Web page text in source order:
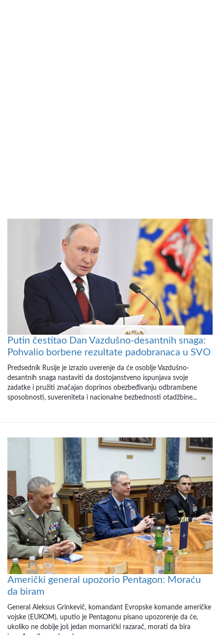
Putin čestitao Dan Vazdušno-desantnih snaga:
Pohvalio borbene rezultate padobranaca u SVO
Predsednik Rusije je izrazio uverenje da će osoblje Vazdušno-
desantnih snaga nastaviti da dostojanstveno ispunjava svoje
zadatke i pružiti značajan doprinos obezbeđivanju odbrambene
sposobnosti, suvereniteta i nacionalne bezbednosti otadžbine...
Američki general upozorio Pentagon: Moraću
da biram
General Aleksus Grinkevič, komandant Evropske komande američke
vojske (EUKOM), uputio je Pentagonu pisano upozorenje da će,
ukoliko ne dobije još jedan mornarički razarač, morati da bira